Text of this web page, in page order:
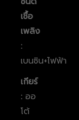
เชื้อ
เพลิง
:
เบนซิน+ไฟฟ้า
เกียร์
: ออ
โต้